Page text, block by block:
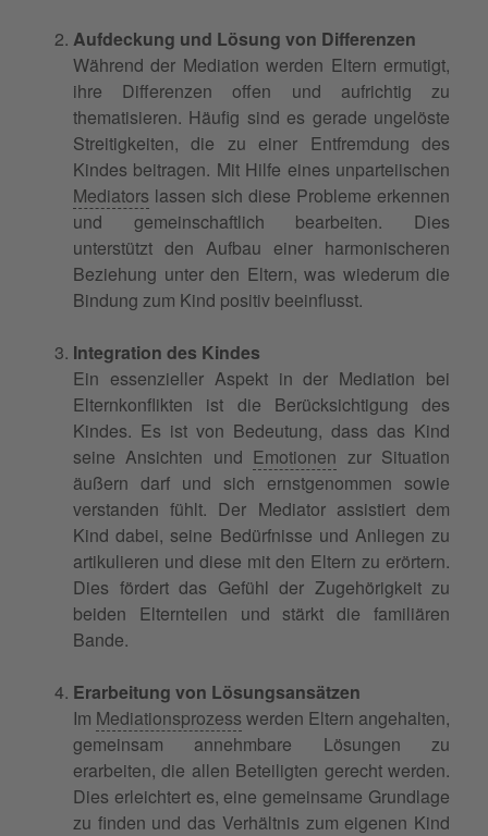
Aufdeckung und Lösung von Differenzen
Während der Mediation werden Eltern ermutigt,
ihre Differenzen offen und aufrichtig zu
thematisieren. Häufig sind es gerade ungelöste
Streitigkeiten, die zu einer Entfremdung des
Kindes beitragen. Mit Hilfe eines unparteiischen
Mediators lassen sich diese Probleme erkennen
und gemeinschaftlich bearbeiten. Dies
unterstützt den Aufbau einer harmonischeren
Beziehung unter den Eltern, was wiederum die
Bindung zum Kind positiv beeinflusst.
Integration des Kindes
Ein essenzieller Aspekt in der Mediation bei
Elternkonflikten ist die Berücksichtigung des
Kindes. Es ist von Bedeutung, dass das Kind
seine Ansichten und Emotionen zur Situation
äußern darf und sich ernstgenommen sowie
verstanden fühlt. Der Mediator assistiert dem
Kind dabei, seine Bedürfnisse und Anliegen zu
artikulieren und diese mit den Eltern zu erörtern.
Dies fördert das Gefühl der Zugehörigkeit zu
beiden Elternteilen und stärkt die familiären
Bande.
Erarbeitung von Lösungsansätzen
Im Mediationsprozess werden Eltern angehalten,
gemeinsam annehmbare Lösungen zu
erarbeiten, die allen Beteiligten gerecht werden.
Dies erleichtert es, eine gemeinsame Grundlage
zu finden und das Verhältnis zum eigenen Kind